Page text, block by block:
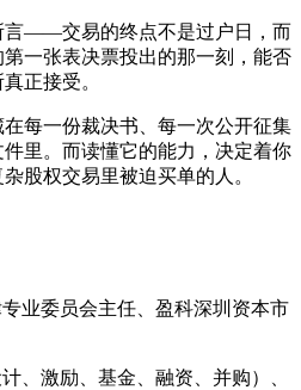
言——交易的终点不是过户日，而
一张表决票投出的那一刻，能否
正接受。
每一份裁决书、每一次公开征集
里。而读懂它的能力，决定着你
股权交易里被迫买单的人。
业委员会主任、盈科深圳资本市
、激励、基金、融资、并购）、